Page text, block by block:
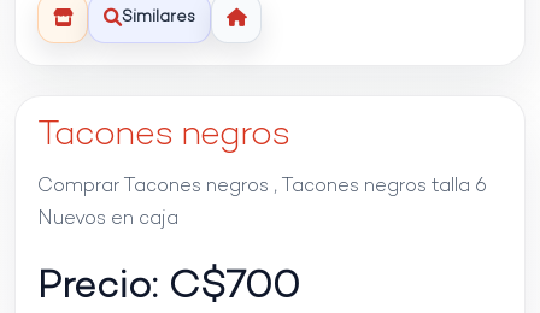
Similares
Tacones negros
Comprar Tacones negros , Tacones negros talla 6
Nuevos en caja
Precio: C$700